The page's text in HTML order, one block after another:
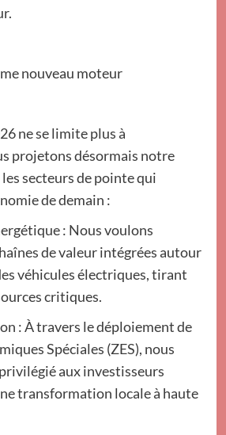
nouveau moteur
ne se limite plus à
projetons désormais notre
secteurs de pointe qui
de demain :
: Nous voulons
de valeur intégrées autour
véhicules électriques, tirant
critiques.
: À travers le déploiement de
Spéciales (ZES), nous
aux investisseurs
transformation locale à haute